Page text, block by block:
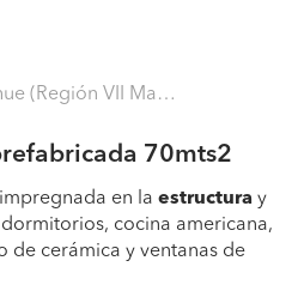
VII Maule - Cauquenes)
70mts2
en la estructura y
cocina americana,
de cerámica y ventanas de